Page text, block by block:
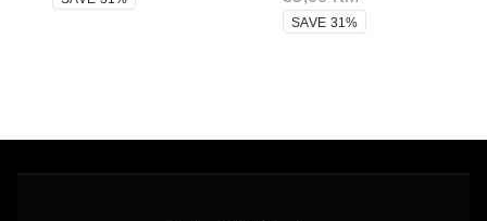
SAVE 31%